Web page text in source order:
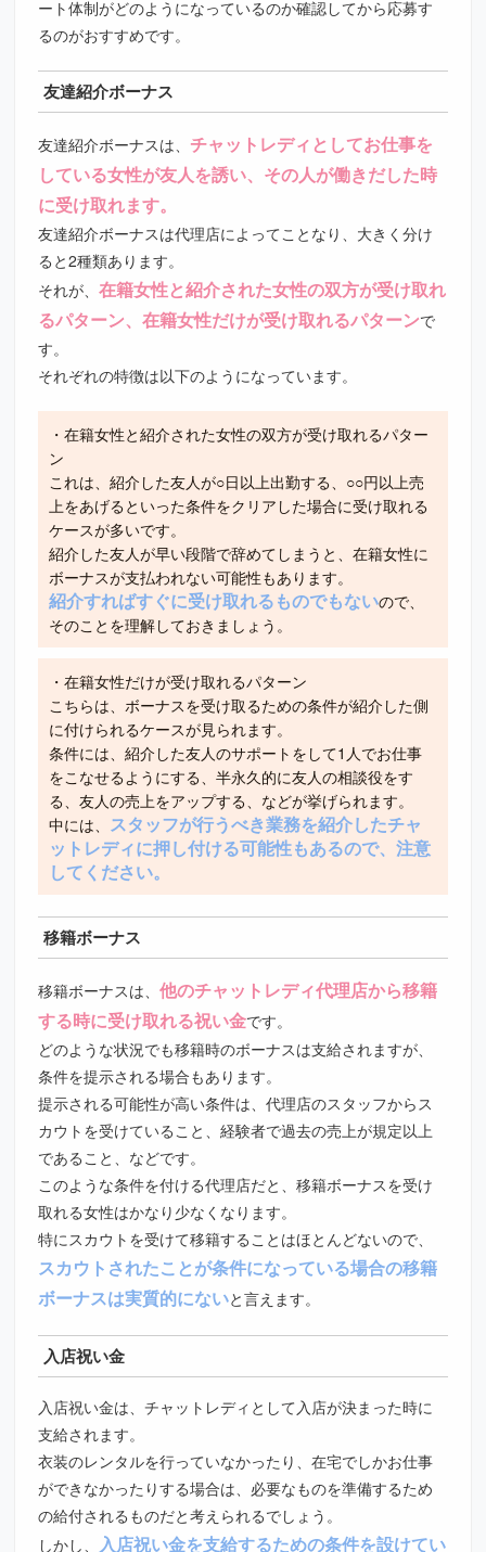
ート体制がどのようになっているのか確認してから応募す
るのがおすすめです。
友達紹介ボーナス
友達紹介ボーナスは、 チャットレディとしてお仕事を
している女性が友人を誘い、その人が働きだした時
に受け取れます。
友達紹介ボーナスは代理店によってことなり、大きく分け
ると2種類あります。
それが、在籍女性と紹介された女性の双方が受け取れ
るパターン、在籍女性だけが受け取れるパターンで
す。
それぞれの特徴は以下のようになっています。
・在籍女性と紹介された女性の双方が受け取れるパター
ン
これは、紹介した友人が○日以上出勤する、○○円以上売
上をあげるといった条件をクリアした場合に受け取れる
ケースが多いです。
紹介した友人が早い段階で辞めてしまうと、在籍女性に
ボーナスが支払われない可能性もあります。
紹介すればすぐに受け取れるものでもないので、
そのことを理解しておきましょう。
・在籍女性だけが受け取れるパターン
こちらは、ボーナスを受け取るための条件が紹介した側
に付けられるケースが見られます。
条件には、紹介した友人のサポートをして1人でお仕事
をこなせるようにする、半永久的に友人の相談役をす
る、友人の売上をアップする、などが挙げられます。
中には、 スタッフが行うべき業務を紹介したチャ
ットレディに押し付ける可能性もあるので、注意
してください。
移籍ボーナス
移籍ボーナスは、他のチャットレディ代理店から移籍
する時に受け取れる祝い金です。
どのような状況でも移籍時のボーナスは支給されますが、
条件を提示される場合もあります。
提示される可能性が高い条件は、代理店のスタッフからス
カウトを受けていること、経験者で過去の売上が規定以上
であること、などです。
このような条件を付ける代理店だと、移籍ボーナスを受け
取れる女性はかなり少なくなります。
特にスカウトを受けて移籍することはほとんどないので、
スカウトされたことが条件になっている場合の移籍
ボーナスは実質的にないと言えます。
入店祝い金
入店祝い金は、チャットレディとして入店が決まった時に
支給されます。
衣装のレンタルを行っていなかったり、在宅でしかお仕事
ができなかったりする場合は、必要なものを準備するため
の給付されるものだと考えられるでしょう。
しかし、 入店祝い金を支給するための条件を設けてい